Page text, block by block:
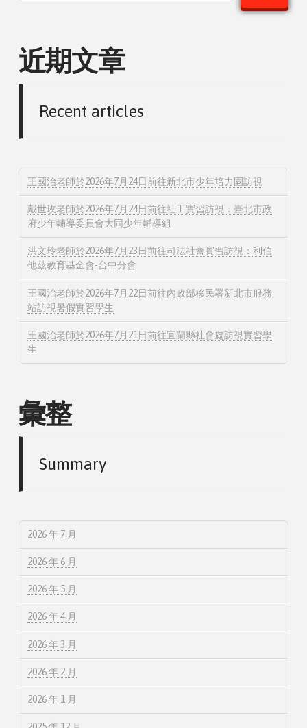
近期文章
Recent articles
王國治老師於2026年7月24日前往新北市少年培力園訪視
戴世玫老師於2026年7月24日前往社工實習訪視：臺北市政
府少年輔導委員會大同少年輔導組
洪文玲老師於2026年7月23日前往司法社會實習訪視：利伯
他茲教育基金會-台中分會
王國治老師於2026年7月22日前往內政部移民署新北市服務
站訪視暑假實習學生
王國治老師於2026年7月21日前往宜蘭縣社會處訪視實習學
生
彙整
Summary
2026 年 7 月
2026 年 6 月
2026 年 5 月
2026 年 4 月
2026 年 3 月
2026 年 2 月
2026 年 1 月